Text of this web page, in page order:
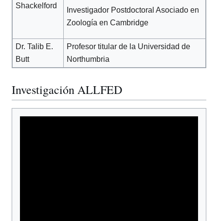
Shackelford
Investigador Postdoctoral Asociado en
Zoología en Cambridge
Dr. Talib E.
Butt
Profesor titular de la Universidad de
Northumbria
Investigación ALLFED